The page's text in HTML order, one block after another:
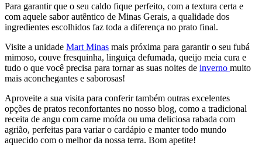
Para garantir que o seu caldo fique perfeito, com a textura certa e
com aquele sabor autêntico de Minas Gerais, a qualidade dos
ingredientes escolhidos faz toda a diferença no prato final.
Visite a unidade Mart Minas mais próxima para garantir o seu fubá
mimoso, couve fresquinha, linguiça defumada, queijo meia cura e
tudo o que você precisa para tornar as suas noites de inverno muito
mais aconchegantes e saborosas!
Aproveite a sua visita para conferir também outras excelentes
opções de pratos reconfortantes no nosso blog, como a tradicional
receita de angu com carne moída ou uma deliciosa rabada com
agrião, perfeitas para variar o cardápio e manter todo mundo
aquecido com o melhor da nossa terra. Bom apetite!